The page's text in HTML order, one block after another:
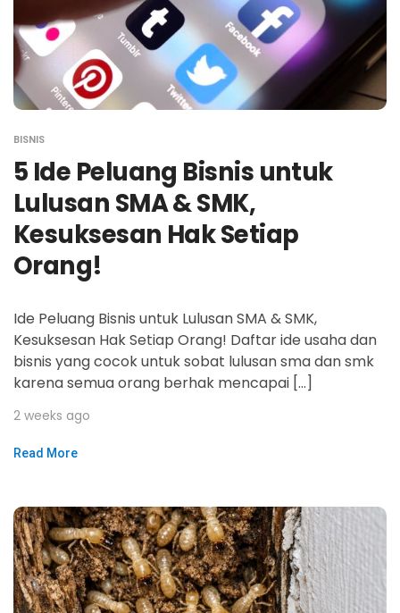
BISNIS
5 Ide Peluang Bisnis untuk
Lulusan SMA & SMK,
Kesuksesan Hak Setiap
Orang!
Ide Peluang Bisnis untuk Lulusan SMA & SMK,
Kesuksesan Hak Setiap Orang! Daftar ide usaha dan
bisnis yang cocok untuk sobat lulusan sma dan smk
karena semua orang berhak mencapai […]
2 weeks ago
Read More